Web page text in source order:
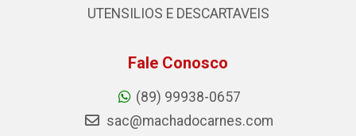
UTENSILIOS E DESCARTAVEIS
Fale Conosco
(89) 99938-0657
sac@machadocarnes.com